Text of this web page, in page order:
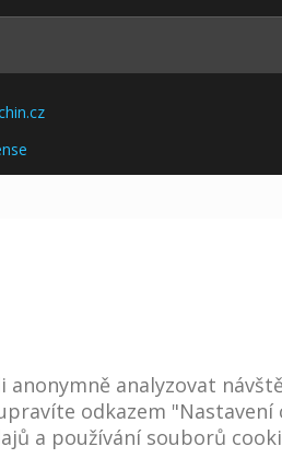
analyzovat
odkazem
a používání souborů